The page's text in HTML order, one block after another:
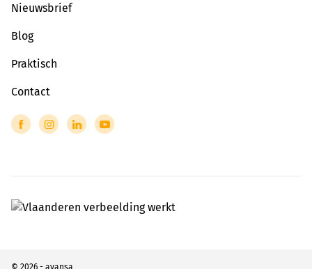
Nieuwsbrief
Blog
Praktisch
Contact